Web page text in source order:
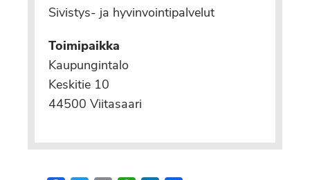
Sivistys- ja hyvinvointipalvelut
Toimipaikka
Kaupungintalo
Keskitie 10
44500 Viitasaari